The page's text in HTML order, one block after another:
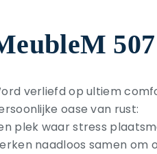
507
verliefd op ultiem
oase van rust:
plek waar stress
naadloos samen om